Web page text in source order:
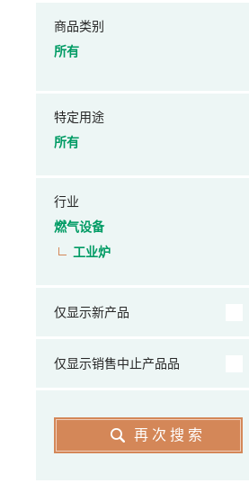
商品类别
所有
特定用途
所有
行业
燃气设备
工业炉
仅显示新产品
仅显示销售中止产品品
再次搜索